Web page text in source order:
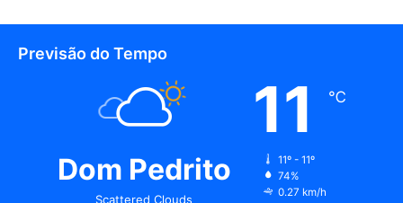
Previsão do Tempo
Dom Pedrito
Scattered Clouds
11 ℃
11º - 11º
74%
0.27 km/h